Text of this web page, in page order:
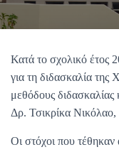
Κατά το σχολικό έτος
για τη διδασκαλία της
μεθόδους διδασκαλίας
Δρ. Τσικρίκα
Οι στόχοι που τέθηκαν